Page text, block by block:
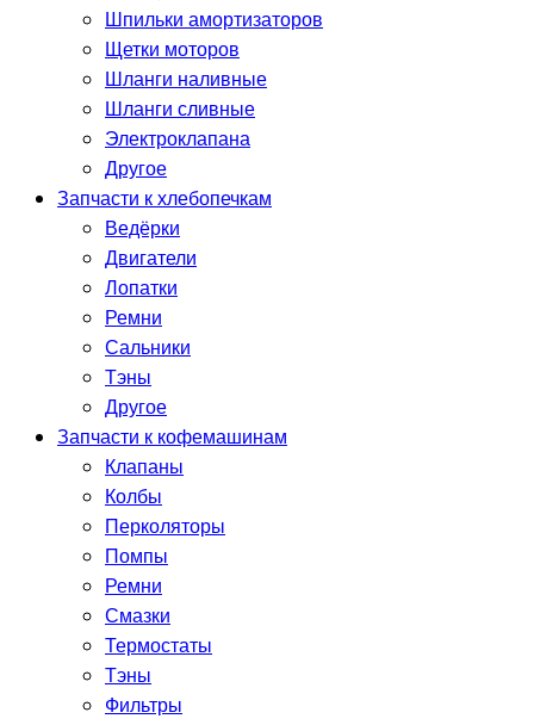
Шпильки амортизаторов
Щетки моторов
Шланги наливные
Шланги сливные
Электроклапана
Другое
Запчасти к хлебопечкам
Ведёрки
Двигатели
Лопатки
Ремни
Сальники
Тэны
Другое
Запчасти к кофемашинам
Клапаны
Колбы
Перколяторы
Помпы
Ремни
Смазки
Термостаты
Тэны
Фильтры